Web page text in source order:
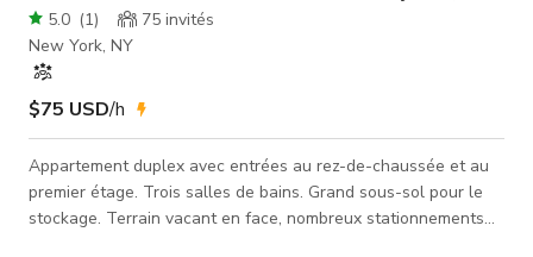
5.0 (1) 75 invités
New York, NY
$75 USD/h
Appartement duplex avec entrées au rez-de-chaussée et au
premier étage. Trois salles de bains. Grand sous-sol pour le
stockage. Terrain vacant en face, nombreux stationnements